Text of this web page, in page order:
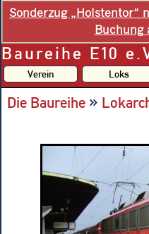
Sonderzug „Holstentor“
Buchung
Baureihe E10
Verein Loks
Die Baureihe »